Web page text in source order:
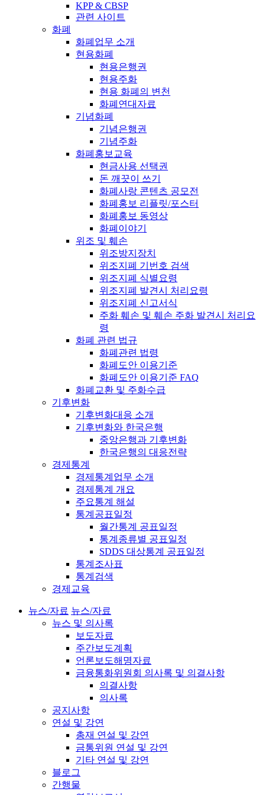
KPP & CBSP
관련 사이트
화폐
화폐업무 소개
현용화폐
현용은행권
현용주화
현용 화폐의 변천
화폐연대자료
기념화폐
기념은행권
기념주화
화폐홍보교육
현금사용 선택권
돈 깨끗이 쓰기
화폐사랑 콘텐츠 공모전
화폐홍보 리플릿/포스터
화폐홍보 동영상
화폐이야기
위조 및 훼손
위조방지장치
위조지폐 기번호 검색
위조지폐 식별요령
위조지폐 발견시 처리요령
위조지폐 신고서식
주화 훼손 및 훼손 주화 발견시 처리요
령
화폐 관련 법규
화폐관련 법령
화폐도안 이용기준
화폐도안 이용기준 FAQ
화폐교환 및 주화수급
기후변화
기후변화대응 소개
기후변화와 한국은행
중앙은행과 기후변화
한국은행의 대응전략
경제통계
경제통계업무 소개
경제통계 개요
주요통계 해설
통계공표일정
월간통계 공표일정
통계종류별 공표일정
SDDS 대상통계 공표일정
통계조사표
통계검색
경제교육
뉴스/자료 뉴스/자료
뉴스 및 의사록
보도자료
주간보도계획
언론보도해명자료
금융통화위원회 의사록 및 의결사항
의결사항
의사록
공지사항
연설 및 강연
총재 연설 및 강연
금통위원 연설 및 강연
기타 연설 및 강연
블로그
간행물